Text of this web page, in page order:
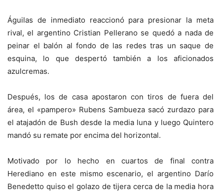
Águilas de inmediato reaccionó para presionar la meta
rival, el argentino Cristian Pellerano se quedó a nada de
peinar el balón al fondo de las redes tras un saque de
esquina, lo que despertó también a los aficionados
azulcremas.
Después, los de casa apostaron con tiros de fuera del
área, el «pampero» Rubens Sambueza sacó zurdazo para
el atajadón de Bush desde la media luna y luego Quintero
mandó su remate por encima del horizontal.
Motivado por lo hecho en cuartos de final contra
Herediano en este mismo escenario, el argentino Darío
Benedetto quiso el golazo de tijera cerca de la media hora